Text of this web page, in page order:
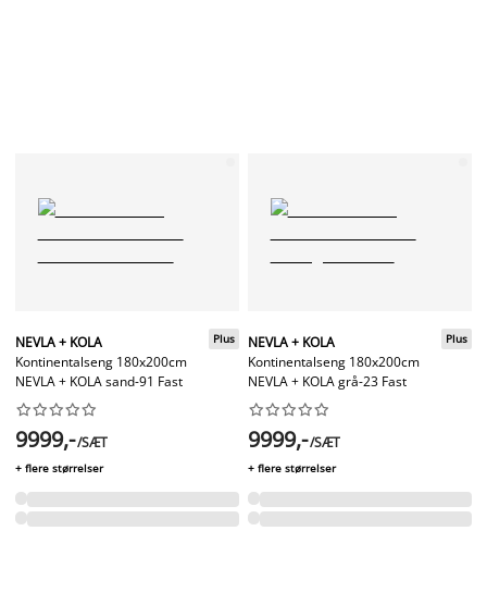
NEVLA + KOLA
Kontinentalseng 180x200cm
NEVLA + KOLA sand-91 Fast
Plus






9999,-/SÆT
+ flere størrelser
NEVLA + KOLA
Kontinentalseng 180x200cm
NEVLA + KOLA grå-23 Fast
Plus






9999,-/SÆT
+ flere størrelser